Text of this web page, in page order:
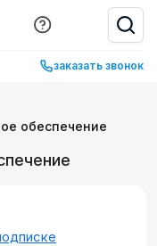
заказать звонок
обеспечение